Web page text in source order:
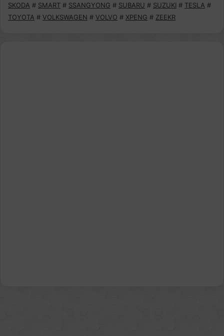
SKODA # SMART # SSANGYONG # SUBARU # SUZUKI # TESLA #
TOYOTA # VOLKSWAGEN # VOLVO # XPENG # ZEEKR